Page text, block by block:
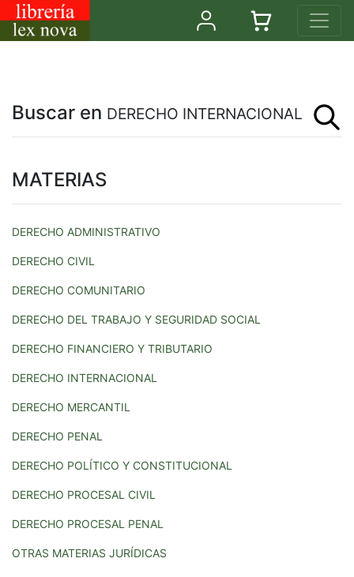
Buscar en DERECHO INTERNACIONAL
MATERIAS
DERECHO ADMINISTRATIVO
DERECHO CIVIL
DERECHO COMUNITARIO
DERECHO DEL TRABAJO Y SEGURIDAD SOCIAL
DERECHO FINANCIERO Y TRIBUTARIO
DERECHO INTERNACIONAL
DERECHO MERCANTIL
DERECHO PENAL
DERECHO POLÍTICO Y CONSTITUCIONAL
DERECHO PROCESAL CIVIL
DERECHO PROCESAL PENAL
OTRAS MATERIAS JURÍDICAS